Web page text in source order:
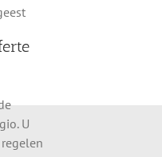
en meer
vogelpoep en
aan te beginnen.
U